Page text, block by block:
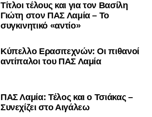
Τίτλοι τέλους και για τον Βασίλη
Γιώτη στον ΠΑΣ Λαμία – Το
συγκινητικό «αντίο»
Κύπελλο Ερασιτεχνών: Οι πιθανοί
αντίπαλοι του ΠΑΣ Λαμία
ΠΑΣ Λαμία: Τέλος και ο Τσιάκας –
Συνεχίζει στο Αιγάλεω